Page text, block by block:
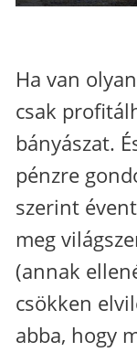
Ha van
csak
bányászat.
pénzre
szerint
meg
(annak
csökken
abba, hogy